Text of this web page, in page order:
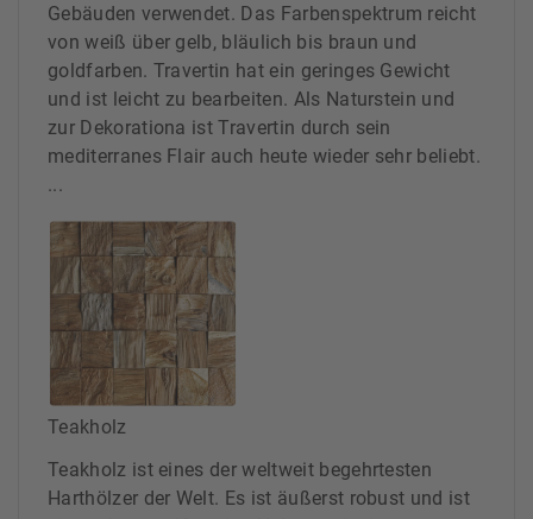
Gebäuden verwendet. Das Farbenspektrum reicht
von weiß über gelb, bläulich bis braun und
goldfarben. Travertin hat ein geringes Gewicht
und ist leicht zu bearbeiten. Als Naturstein und
zur Dekorationa ist Travertin durch sein
mediterranes Flair auch heute wieder sehr beliebt.
...
Teakholz
Teakholz ist eines der weltweit begehrtesten
Harthölzer der Welt. Es ist äußerst robust und ist